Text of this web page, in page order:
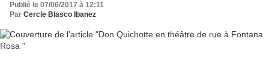
Publié le 07/06/2017 à 12:11
Par Cercle Blasco Ibanez